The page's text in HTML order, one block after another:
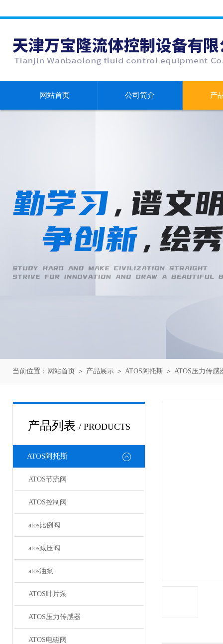
网站首页 公司简介 产
当前位置： 网站首页 ＞ 产品展示 ＞ ATOS阿托斯 ＞ ATOS压力传感
产品列表 / PRODUCTS
ATOS阿托斯
ATOS节流阀
ATOS控制阀
atos比例阀
atos减压阀
atos油泵
ATOS叶片泵
ATOS压力传感器
ATOS电磁阀